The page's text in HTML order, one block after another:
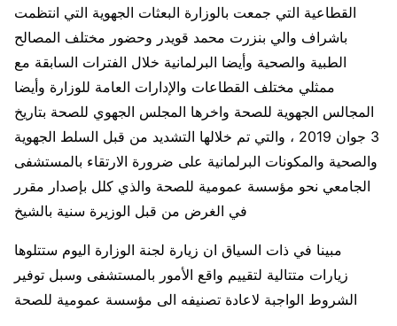
القطاعية التي جمعت بالوزارة البعثات الجهوية التي انتظمت
باشراف والي بنزرت محمد قويدر وحضور مختلف المصالح
الطبية والصحية وأيضا البرلمانية خلال الفترات السابقة مع
ممثلي مختلف القطاعات والإدارات العامة للوزارة وأيضا
المجالس الجهوية للصحة واخرها المجلس الجهوي للصحة بتاريخ
3 جوان 2019 ، والتي تم خلالها التشديد من قبل السلط الجهوية
والصحية والمكونات البرلمانية على ضرورة الارتقاء بالمستشفى
الجامعي نحو مؤسسة عمومية للصحة والذي كلل بإصدار مقرر
في الغرض من قبل الوزيرة سنية بالشيخ
مبينا في ذات السياق ان زيارة لجنة الوزارة اليوم ستتلوها
زيارات متتالية لتقييم واقع الأمور بالمستشفى وسبل توفير
الشروط الواجبة لاعادة تصنيفه الى مؤسسة عمومية للصحة